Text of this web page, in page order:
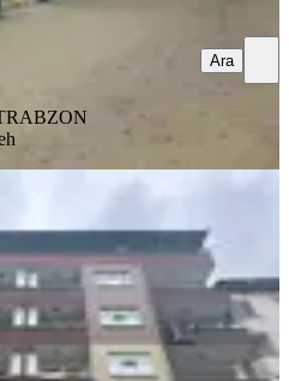
Ara
İçi Tamamen
2+1 Kiralık Daire
Erdoğdu Mahallesi
·5. Kat· 04.08.2026